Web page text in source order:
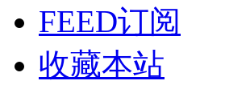
FEED订阅
收藏本站